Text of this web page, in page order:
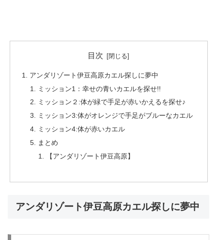
目次
アンダリゾート伊豆高原カエル探しに夢中
ミッション1：幸せの青いカエルを探せ!!
ミッション２:体が緑で手足が赤いかえるを探せ♪
ミッション3:体がオレンジで手足がブルーなカエル
ミッション4:体が赤いカエル
まとめ
【アンダリゾート伊豆高原】
アンダリゾート伊豆高原カエル探しに夢中